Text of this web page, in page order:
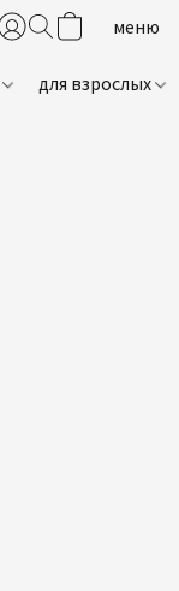
для взрослых